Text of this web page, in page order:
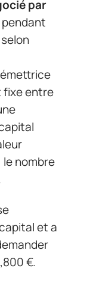
par
pendant
fixe entre
le nombre
et a
€.